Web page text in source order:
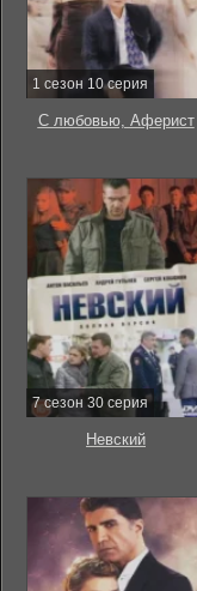
1 сезон 10 серия
С любовью, Аферист
7 сезон 30 серия
Невский